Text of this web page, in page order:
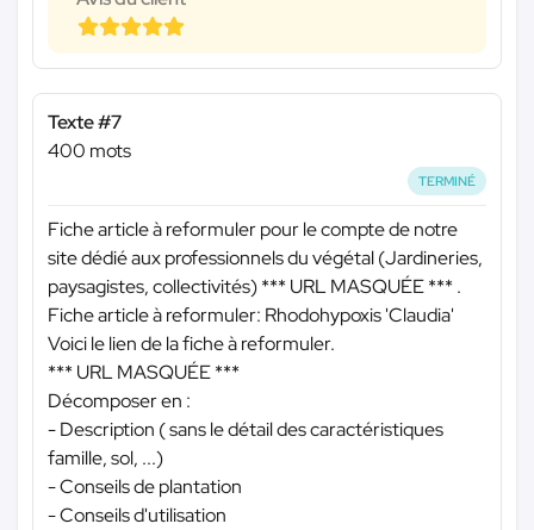
Texte #7
400 mots
TERMINÉ
Fiche article à reformuler pour le compte de notre
site dédié aux professionnels du végétal (Jardineries,
paysagistes, collectivités)*** URL MASQUÉE *** .
Fiche article à reformuler: Rhodohypoxis 'Claudia'
Voici le lien de la fiche à reformuler.
*** URL MASQUÉE ***
Décomposer en :
- Description ( sans le détail des caractéristiques
famille, sol, ...)
- Conseils de plantation
- Conseils d'utilisation